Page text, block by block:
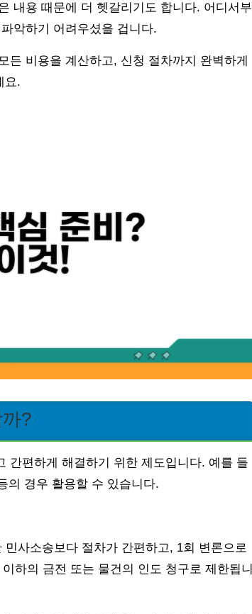
내용 때문에 더 헷갈리기도 합니다. 어디서부
악하기 어려우셨을 겁니다.
든 비용을 계산하고, 신청 절차까지 완벽하게
요.
?
간편하게 해결하기 위한 제도입니다. 예를 들
의 경우 활용할 수 있습니다.
민사소송보다 절차가 간편하고, 1회 변론으로
하의 금전 또는 물건의 인도 청구로 제한됩니